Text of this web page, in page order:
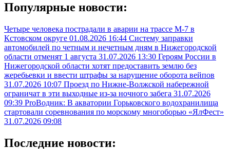
Популярные новости:
Четыре человека пострадали в аварии на трассе М-7 в
Кстовском округе 01.08.2026 16:44 Систему заправки
автомобилей по четным и нечетным дням в Нижегородской
области отменят 1 августа 31.07.2026 13:30 Героям России в
Нижегородской области хотят предоставить землю без
жеребьевки и ввести штрафы за нарушение оборота вейпов
31.07.2026 10:07 Проезд по Нижне-Волжской набережной
ограничат в эти выходные из-за ночного забега 31.07.2026
09:39 ProВодник: В акватории Горьковского водохранилища
стартовали соревнования по морскому многоборью «ЯлФест»
31.07.2026 09:08
Последние новости: